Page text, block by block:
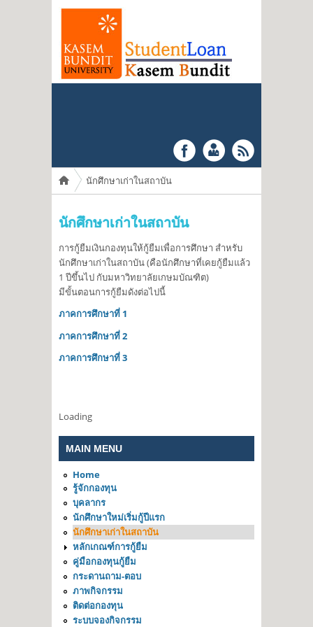
You are here
นักศึกษาเก่าในสถาบัน
นักศึกษาเก่าในสถาบัน
การกู้ยืมเงินกองทุนให้กู้ยืมเพื่อการศึกษา สำหรับ
นักศึกษาเก่าในสถาบัน (คือนักศึกษาที่เคยกู้ยืมแล้ว
1 ปีขึ้นไป กับมหาวิทยาลัยเกษมบัณฑิต)
มีขั้นตอนการกู้ยืมดังต่อไปนี้
ภาคการศึกษาที่ 1
ภาคการศึกษาที่ 2
ภาคการศึกษาที่ 3
Loading
MAIN MENU
Home
รู้จักกองทุน
บุคลากร
นักศึกษาใหม่เริ่มกู้ปีแรก
นักศึกษาเก่าในสถาบัน
หลักเกณฑ์การกู้ยืม
คู่มือกองทุนกู้ยืม
กระดานถาม-ตอบ
ภาพกิจกรรม
ติดต่อกองทุน
ระบบจองกิจกรรม